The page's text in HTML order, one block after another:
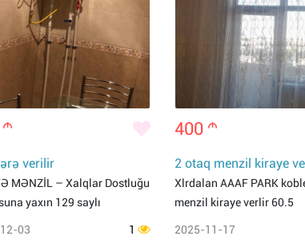
m
verilir
MƏNZİL – Xalqlar Dostluğu
yaxın 129 saylı
03 1
400 m
2 otaq menzil kiraye
Xlrdalan AAAF PARK
menzil kiraye verlir 60.5
2025-11-17